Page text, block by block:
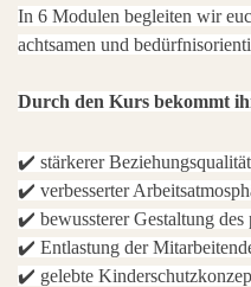
In 6 Modulen begleiten wir
achtsamen und
Durch den Kurs bekommt
✔️ stärkerer Beziehungsqualität
✔️ verbesserter
✔️ bewussterer Gestaltung des
✔️ Entlastung der
✔️ gelebte